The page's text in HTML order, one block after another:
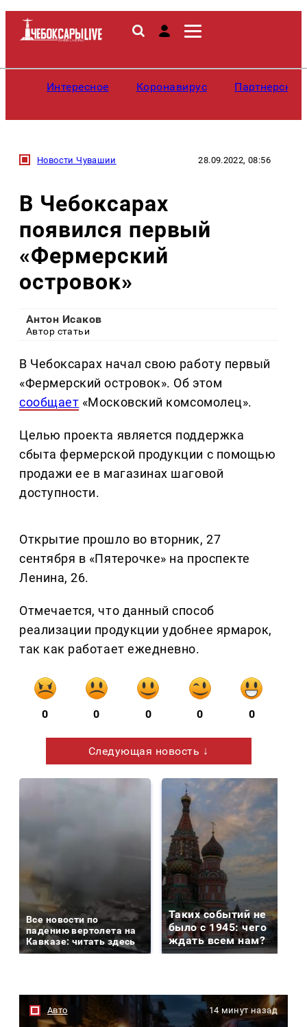
Интересное Коронавирус
Новости Чувашии 28.09.2022, 08:56
В Чебоксарах
появился первый
«Фермерский
островок»
Антон Исаков
Автор статьи
В Чебоксарах начал свою работу первый
«Фермерский островок». Об этом
сообщает «Московский комсомолец».
Целью проекта является поддержка
сбыта фермерской продукции с помощью
продажи ее в магазинах шаговой
доступности.
Открытие прошло во вторник, 27
сентября в «Пятерочке» на проспекте
Ленина, 26.
Отмечается, что данный способ
реализации продукции удобнее ярмарок,
так как работает ежедневно.
0 0 0 0 0
Следующая новость ↓
Все новости по
падению вертолета на
Кавказе: читать здесь
Таких событий не
было с 1945: чего
ждать всем нам?
Авто 14 минут назад